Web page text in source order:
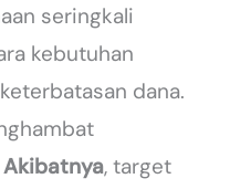
seringkali
kebutuhan
dana.
Akibatnya, target